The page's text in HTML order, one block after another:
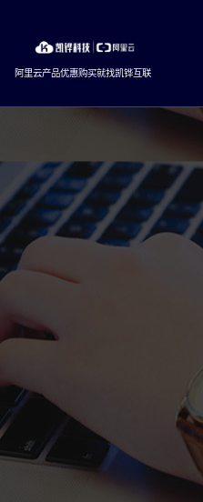
content
阿里云产品优惠购买就找凯铧互联